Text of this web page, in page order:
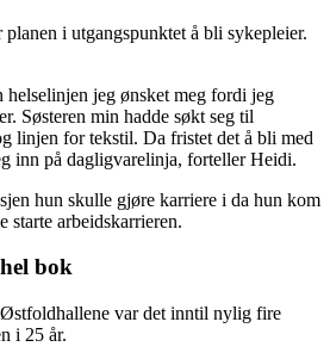
i utgangspunktet å bli sykepleier.
helselinjen jeg ønsket meg fordi jeg
Søsteren min hadde søkt seg til
linjen for tekstil. Da fristet det å bli med
inn på dagligvarelinja, forteller Heidi.
hun skulle gjøre karriere i da hun kom
arbeidskarrieren.
bok
var det inntil nylig fire
i 25 år.